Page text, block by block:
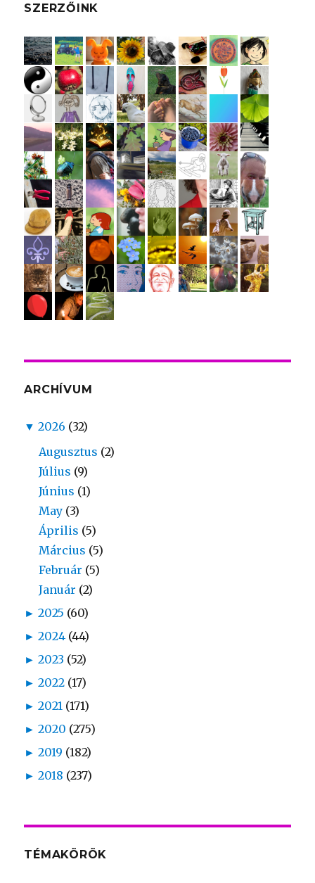
SZERZŐINK
ARCHÍVUM
▼ 2026 (32)
Augusztus (2)
Július (9)
Június (1)
May (3)
Április (5)
Március (5)
Február (5)
Január (2)
► 2025 (60)
► 2024 (44)
► 2023 (52)
► 2022 (17)
► 2021 (171)
► 2020 (275)
► 2019 (182)
► 2018 (237)
TÉMAKÖRÖK